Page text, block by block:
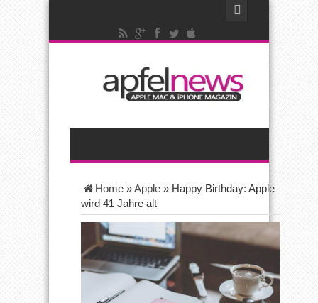
Home »Apple » Happy Birthday: Apple
wird 41 Jahre alt